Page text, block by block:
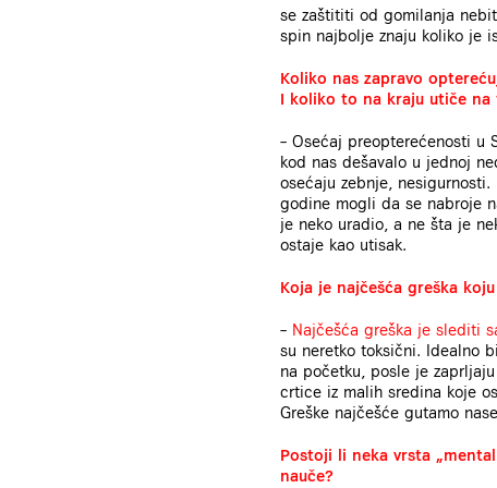
se zaštititi od gomilanja
spin najbolje znaju koliko je
Koliko nas zapravo
I koliko to na kraju utiče
– Osećaj preopterećenosti u
kod nas dešavalo u jednoj
osećaju zebnje,
godine mogli da se nabroje
je neko uradio, a ne šta je
ostaje kao utisak.
Koja je najčešća greška
– Najčešća greška je slediti
su neretko toksični. Idealno
na početku, posle je
crtice iz malih sredina koje
Greške najčešće gutamo
Postoji li neka vrsta
nauče?